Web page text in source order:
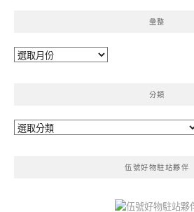
彙整
彙
分類
分
伍號好物駐站夥伴